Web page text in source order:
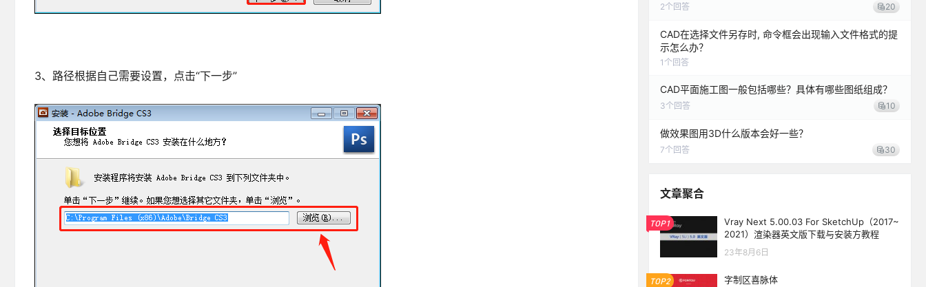
3、路径根据自己需要设置，点击“下一步”
2个回答 20
CAD在选择文件另存时, 命令框会出现输入文件格式的提
示怎么办？
1 个回答
CAD平面施工图一般包括哪些？具体有哪些图纸组成？
3个回答 10
做效果图用3D什么版本会好一些？
7个回答 30
文章聚合
TOP1
Vray Next 5.00.03 For SketchUp（2017~
2021）渲染器英文版下载与安装方教程
23年8月6日
TOP2 字制区喜脉体